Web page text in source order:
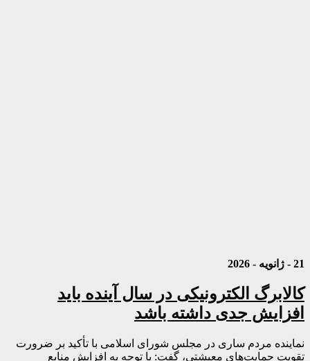
21 - ژانویه - 2026
کالابرگ الکترونیکی در سال آینده باید
افزایش جدی داشته باشد
نماینده مردم ساری در مجلس شورای اسلامی با تأکید بر ضرورت
تقویت حمایت‌های معیشتی، گفت: با توجه به افزایش منابع